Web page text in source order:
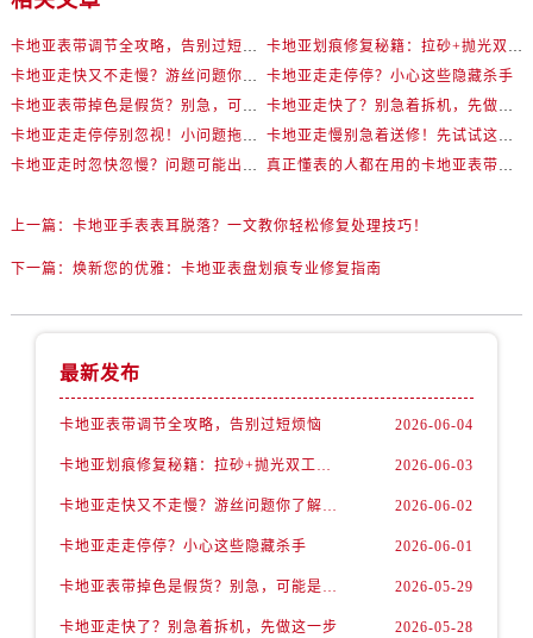
卡地亚走走停停？小心这些隐藏杀手
上一篇： 卡地亚手表表耳脱落？一文教你轻松修复处理技巧！
下一篇： 焕新您的优雅：卡地亚表盘划痕专业修复指南
最新发布
卡地亚表带调节全攻略，告别过短烦恼 2026-06-04
2026-06-03
2026-06-02
卡地亚走走停停？小心这些隐藏杀手 2026-06-01
2026-05-29
卡地亚走快了？别急着拆机，先做这一步 2026-05-28